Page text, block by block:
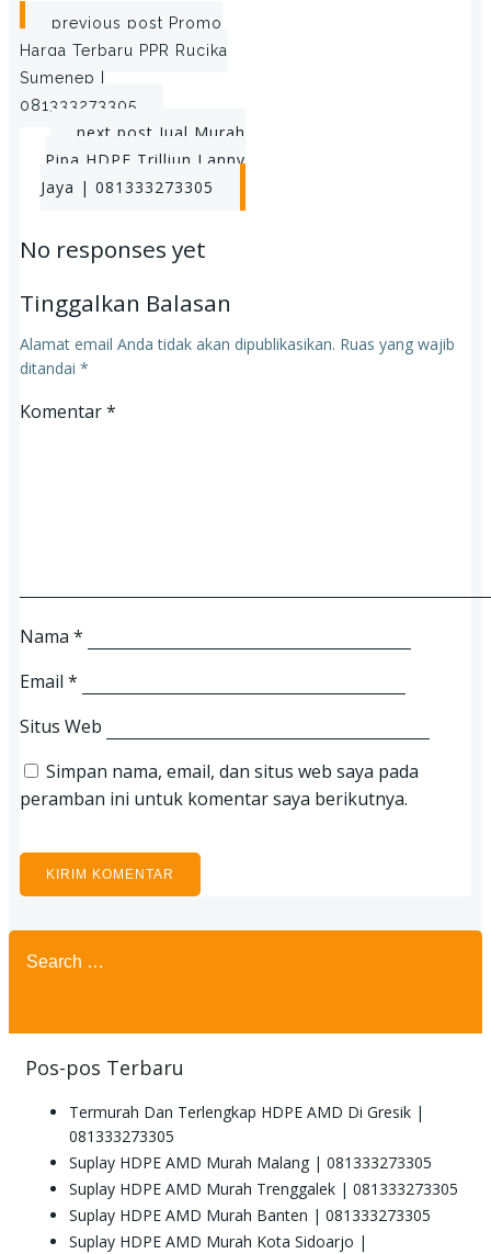
Post
navigation
previous post Promo
Harga Terbaru PPR Rucika
Sumenep |
081333273305
Post
navigation
next post Jual Murah
Pipa HDPE Trilliun Lanny
Jaya | 081333273305
No responses yet
Tinggalkan Balasan
Alamat email Anda tidak akan dipublikasikan. Ruas yang wajib
ditandai *
Komentar*
Nama *
Email *
Situs Web
Simpan nama, email, dan situs web saya pada
peramban ini untuk komentar saya berikutnya.
Search
for:
Pos-pos Terbaru
Termurah Dan Terlengkap HDPE AMD Di Gresik |
081333273305
Suplay HDPE AMD Murah Malang | 081333273305
Suplay HDPE AMD Murah Trenggalek | 081333273305
Suplay HDPE AMD Murah Banten | 081333273305
Suplay HDPE AMD Murah Kota Sidoarjo |